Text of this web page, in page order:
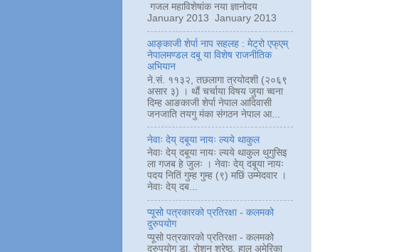
गजल महाविशेषांक नया ज्ञानोदय
January 2013 January 2013
आङ्काजी शेर्पा नाप सहलह : मेट्रो एफ्एम्
नेपालमण्डल दबू या विशेष राजनीतिक
अभियान
ने.सं. ११३२, तछलागा त्रयोदशी (२०६९
असार ३) । थौं चर्चाया विषय जुया च्वना
दिम्ह आङकाजी शेर्पा नेपाल आदिवासी
जनजाति तयगु मंका संगठन नेपाल आ...
नेवाः देय् दबूया नायः ल्यये थाकुल
नेवाः देय् दबूया नायः ल्यये थाकुल थुगुसिइ
ला गजब हे जुलः । नेवाः देय् दबूया नायः
पदय नितिं गुम्ह गुम्ह (९) मछिं उम्मेदवार ।
नेवाः देय् दब...
प्यूसो पत्रकारको प्रतिरक्षा - कलमको
दुरुपयोग
प्यूसो पत्रकारको प्रतिरक्षा - कलमको
दुरुपयोग डा. रोशन श्रेष्ठ, हाल अमेरिका